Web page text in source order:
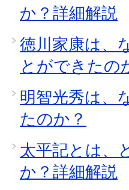
か？詳細解説
徳川家康は、
とができたの
明智光秀は、
たのか？
太平記とは、
か？詳細解説